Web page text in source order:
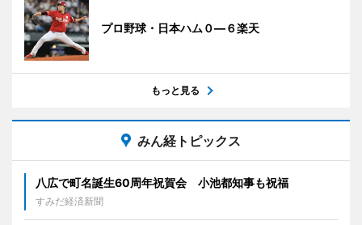
プロ野球・日本ハム０―６楽天
もっと見る
みん経トピックス
八広で町名誕生60周年祝賀会 小池都知事も祝福
すみだ経済新聞